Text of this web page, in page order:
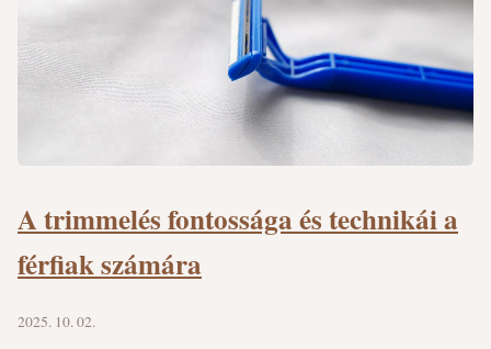
A trimmelés fontossága és technikái a
férfiak számára
2025. 10. 02.